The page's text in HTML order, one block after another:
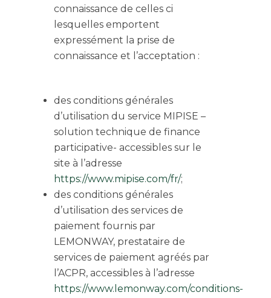
connaissance de celles ci
lesquelles emportent
expressément la prise de
connaissance et l’acceptation :
des conditions générales
d’utilisation du service MIPISE –
solution technique de finance
participative- accessibles sur le
site à l’adresse
https://www.mipise.com/fr/;
des conditions générales
d’utilisation des services de
paiement fournis par
LEMONWAY, prestataire de
services de paiement agréés par
l’ACPR, accessibles à l’adresse
https://www.lemonway.com/conditions-